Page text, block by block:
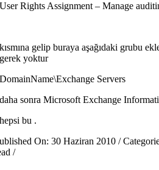
User Rights Assignment – Manage
kısmına gelip buraya aşağıdaki grubu
gerek yoktur
DomainName\Exchange Servers
daha sonra Microsoft Exchange
hepsi bu .
On: 30 Haziran 2010 /
/